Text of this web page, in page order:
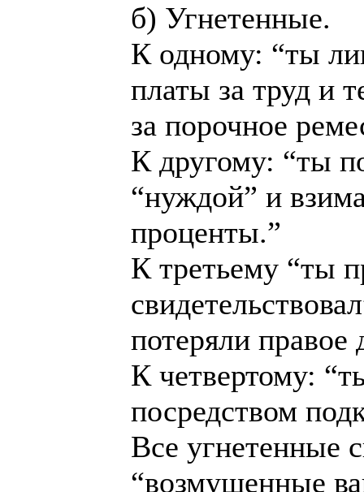
б) Угнетенные.
К одному: “ты
платы за труд и
за порочное
К другому: “ты
“нуждой” и
проценты.”
К третьему “ты
потеряли правое
К четвертому:
посредством
Все угнетенные
“возмущенные